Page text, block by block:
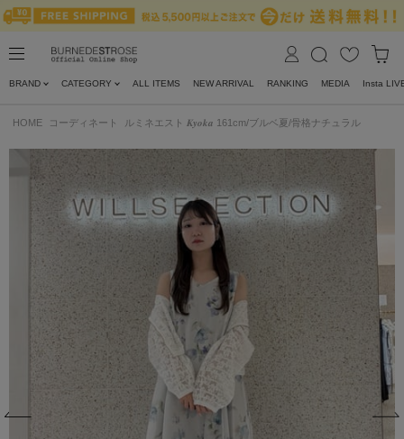
BRAND CATEGORY ALL ITEMS NEW ARRIVAL RANKING MEDIA Insta
HOME コーディネート ルミネエスト 𝑲𝒚𝒐𝒌𝒂 161cm/ブルベ夏/骨格ナチュラル